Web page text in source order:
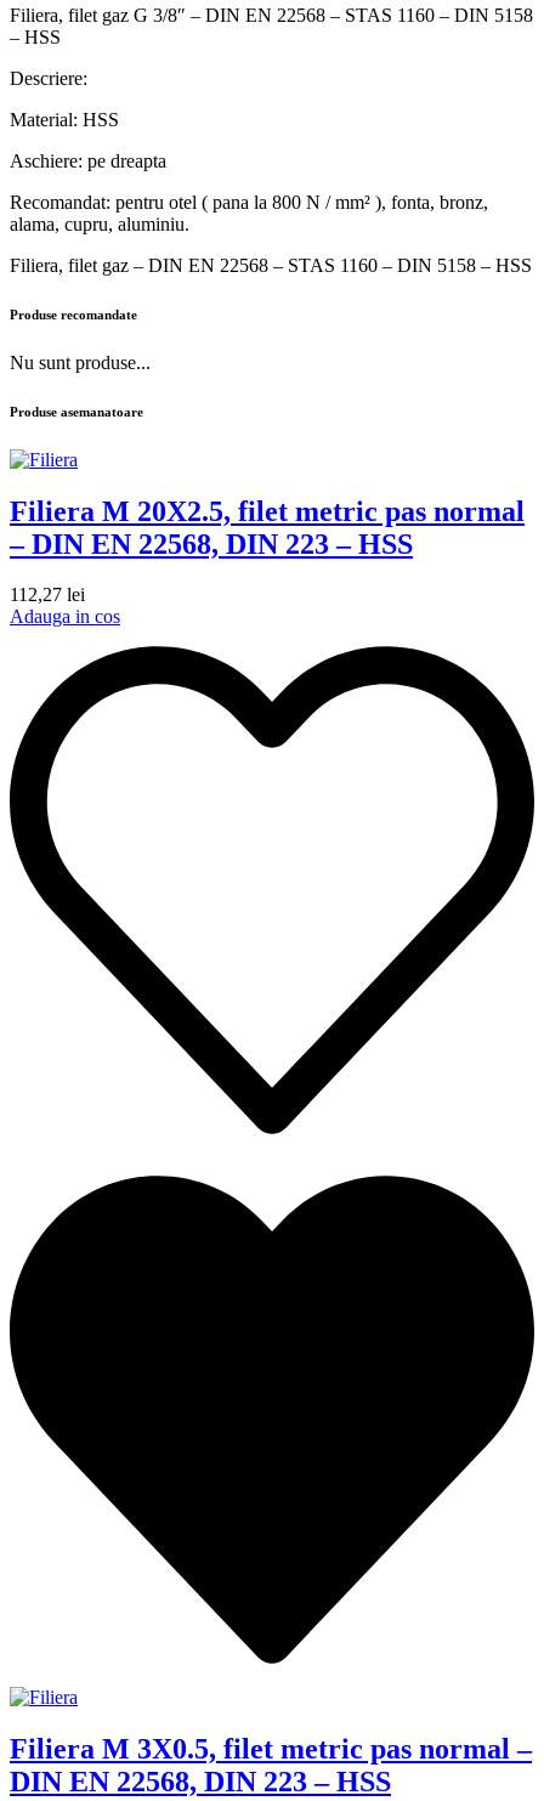
Filiera, filet gaz G 3/8″ – DIN EN 22568 – STAS 1160 – DIN 5158
– HSS
Descriere:
Material: HSS
Aschiere: pe dreapta
Recomandat: pentru otel ( pana la 800 N / mm² ), fonta, bronz,
alama, cupru, aluminiu.
Filiera, filet gaz – DIN EN 22568 – STAS 1160 – DIN 5158 – HSS
Produse recomandate
Nu sunt produse...
Produse asemanatoare
Filiera M 20X2.5, filet metric pas normal
– DIN EN 22568, DIN 223 – HSS
112,27 lei
Adauga in cos
Filiera M 3X0.5, filet metric pas normal –
DIN EN 22568, DIN 223 – HSS